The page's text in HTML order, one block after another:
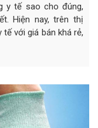
y tế sao cho đúng,
Hiện nay, trên thị
với giá bán khá rẻ,